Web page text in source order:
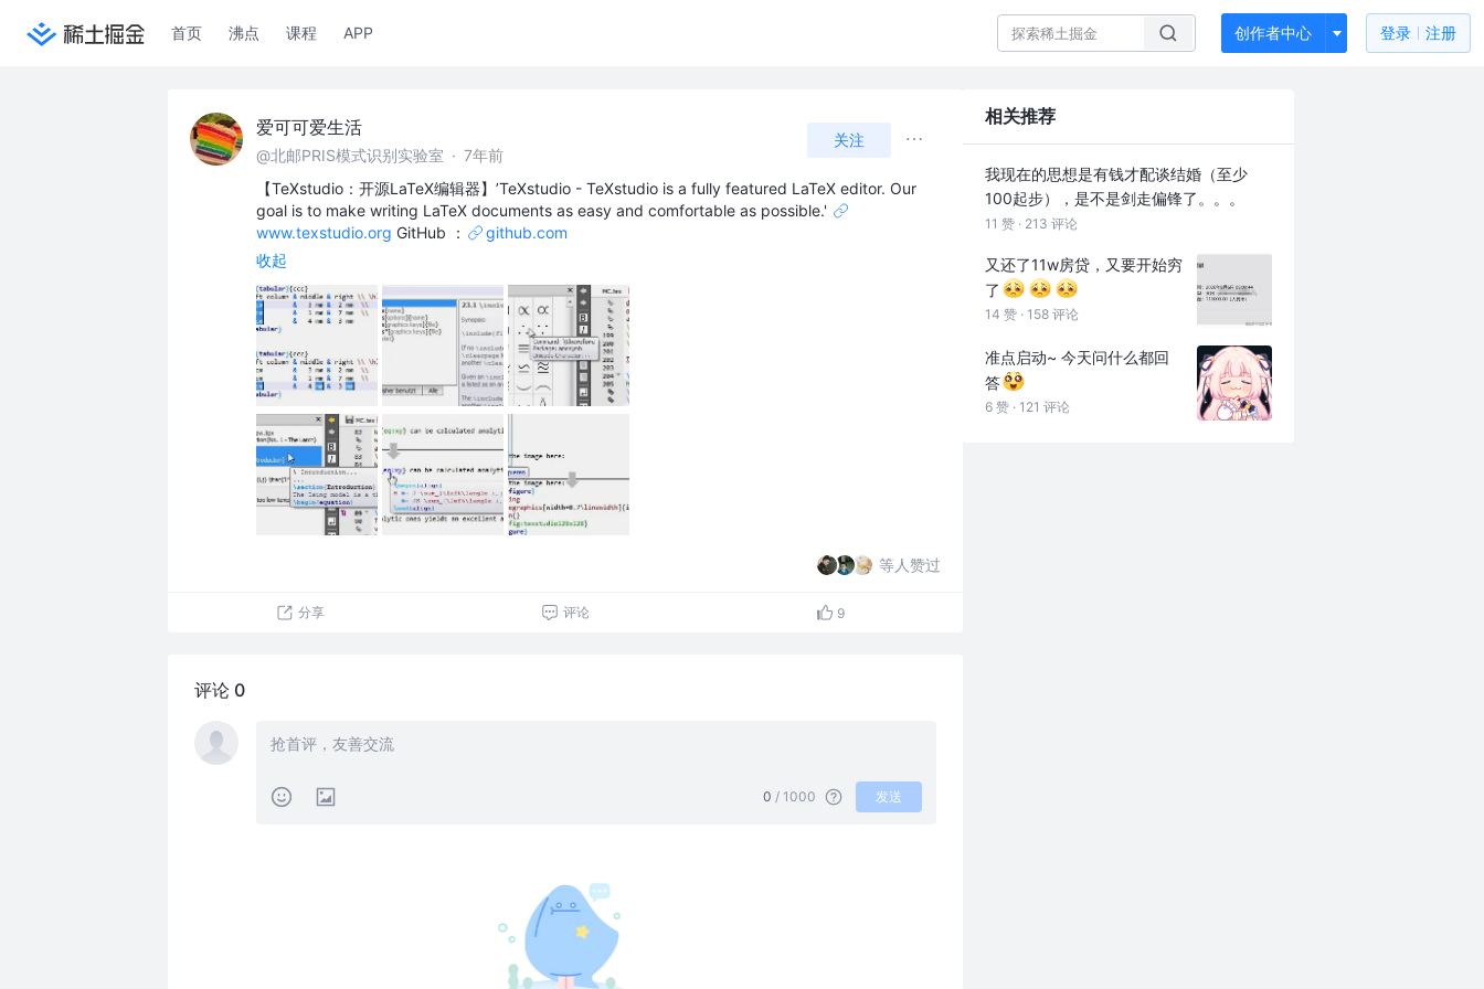
首页 沸点 课程 APP 创作者中心 登录 注册
爱可可爱生活
@北邮PRIS模式识别实验室 · 7年前
关注
【TeXstudio：开源LaTeX编辑器】’TeXstudio - TeXstudio is a fully featured LaTeX editor. Our
goal is to make writing LaTeX documents as easy and comfortable as possible.'
www.texstudio.org GitHub ：
github.com
收起
等人赞过
分享 评论 9
评论 0
0 / 1000 发送
相关推荐
我现在的思想是有钱才配谈结婚（至少
100起步），是不是剑走偏锋了。。。
11 赞 · 213 评论
又还了11w房贷，又要开始穷
了
14 赞 · 158 评论
准点启动~ 今天问什么都回
答
6 赞 · 121 评论